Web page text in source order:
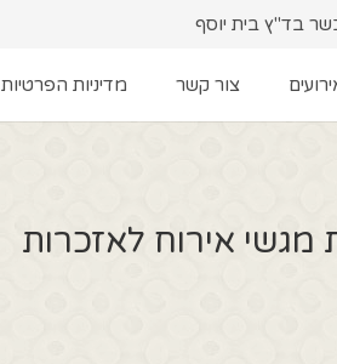
בד"ץ בית יוסף
צור קשר מדיניות הפרטיות
מגשי אירוח לאזכרות